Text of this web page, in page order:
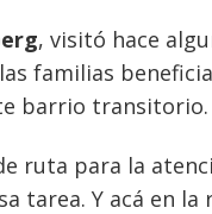
, visitó hace
familias
barrio transitorio.
ruta para la
tarea. Y acá en la